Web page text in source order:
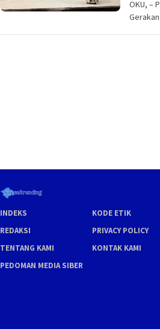
OKU, –
INDEKS KODE ETIK
REDAKSI
PRIVACY POLICY
TENTANG KAMI
KONTAK KAMI
PEDOMAN MEDIA SIBER